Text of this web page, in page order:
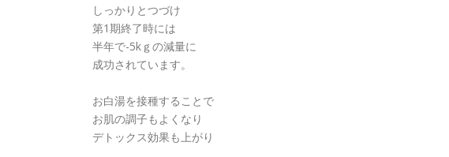
しっかりとつづけ
第1期終了時には
半年で-5kｇの減量に
成功されています。
お白湯を接種することで
お肌の調子もよくなり
デトックス効果も上がり